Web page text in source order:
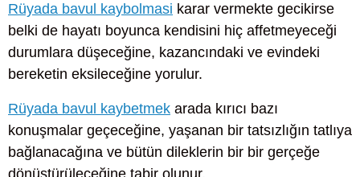
Rüyada bavul kaybolmasi karar vermekte gecikirse
belki de hayatı boyunca kendisini hiç affetmeyeceği
durumlara düşeceğine, kazancındaki ve evindeki
bereketin eksileceğine yorulur.
Rüyada bavul kaybetmek arada kırıcı bazı
konuşmalar geçeceğine, yaşanan bir tatsızlığın tatlıya
bağlanacağına ve bütün dileklerin bir bir gerçeğe